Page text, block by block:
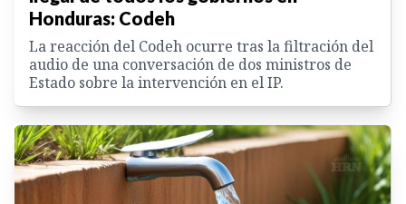
Honduras: Codeh
La reacción del Codeh ocurre tras la filtración del
audio de una conversación de dos ministros de
Estado sobre la intervención en el IP.